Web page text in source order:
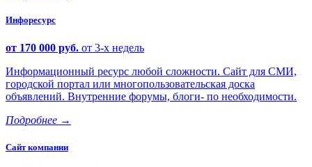
Инфоресурс
от 170 000 руб. от 3-х недель
Информационный ресурс любой сложности. Сайт для СМИ,
городской портал или многопользовательская доска
объявлений. Внутренние форумы, блоги- по необходимости.
Подробнее →
Сайт компании